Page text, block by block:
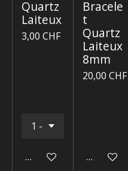
Quartz
Laiteux
3,00 CHF
Ajouter au panier
Bracele
t
Quartz
Laiteux
8mm
20,00 CHF
Ajouter